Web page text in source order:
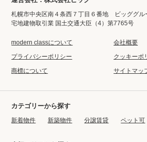
札幌市中央区南４条西７丁目６番地 ビッググル
宅地建物取引業 国土交通大臣（4）第7765号
modern classについて
会社概要
プライバシーポリシー
クッキーポ
商標について
サイトマッ
カテゴリーから探す
新着物件 新築物件 分譲賃貸 ペット可